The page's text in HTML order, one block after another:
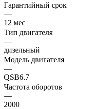
Гарантийный срок
—
12 мес
Тип двигателя
—
дизельный
Модель двигателя
—
QSB6.7
Частота оборотов
—
2000